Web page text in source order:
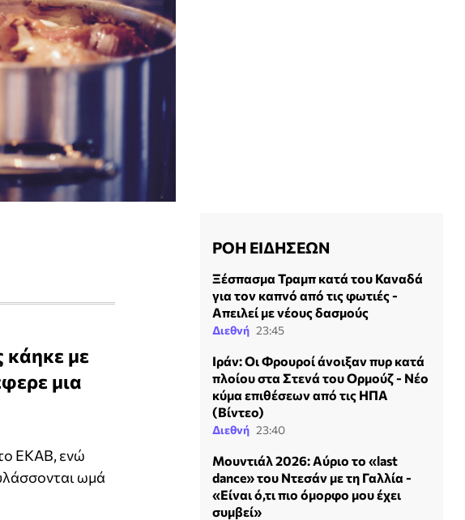
κάηκε με
μια
ΕΚΑΒ, ενώ
ωμά
ΡΟΗ ΕΙΔΗΣΕΩΝ
Ξέσπασμα Τραμπ κατά του Καναδά
για τον καπνό από τις φωτιές -
Απειλεί με νέους δασμούς
Διεθνή 23:45
Ιράν: Οι Φρουρoί άνοιξαν πυρ κατά
πλοίου στα Στενά του Ορμούζ - Νέο
κύμα επιθέσεων από τις ΗΠΑ
(Βίντεο)
Διεθνή 23:40
Μουντιάλ 2026: Αύριο το «last
dance» του Ντεσάν με τη Γαλλία -
«Είναι ό,τι πιο όμορφο μου έχει
συμβεί»